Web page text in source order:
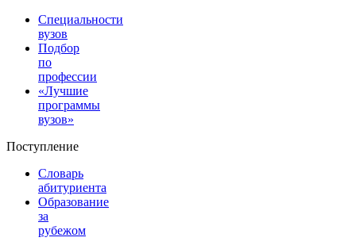
Специальности
вузов
Подбор
по
профессии
«Лучшие
программы
вузов»
Поступление
Словарь
абитуриента
Образование
за
рубежом